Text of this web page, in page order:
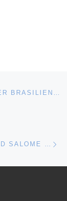
EDGAR REITZ FILMHAUS MIT NEUER BRASILIEN-AUSSTELLUNG
SZ-INTERVIEW MIT EDGAR REITZ UND SALOME KAMMER